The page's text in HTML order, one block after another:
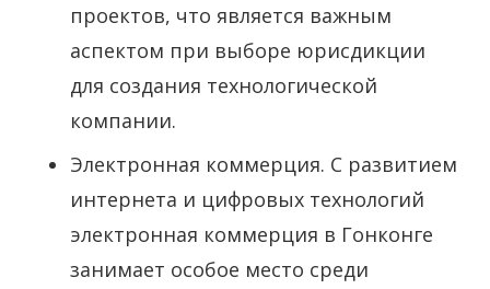
проектов, что является важным
аспектом при выборе юрисдикции
для создания технологической
компании.
Электронная коммерция. С развитием
интернета и цифровых технологий
электронная коммерция в Гонконге
занимает особое место среди